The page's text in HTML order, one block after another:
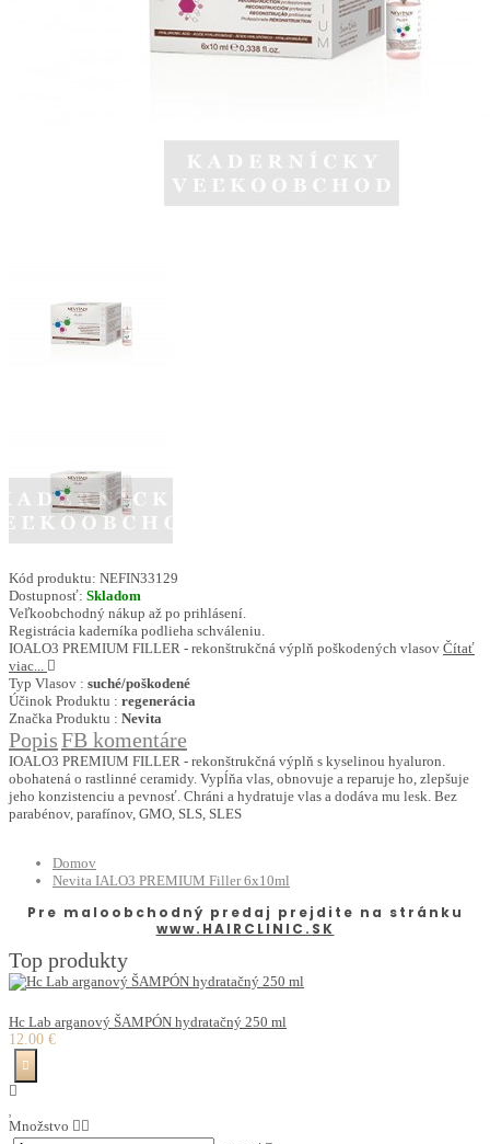
Kód produktu: NEFIN33129
Dostupnosť: Skladom
Veľkoobchodný nákup až po prihlásení.
Registrácia kaderníka podlieha schváleniu.
IOALO3 PREMIUM FILLER - rekonštrukčná výplň poškodených vlasov Čítať
viac...
Typ Vlasov : suché/poškodené
Účinok Produktu : regenerácia
Značka Produktu : Nevita
PopisFB komentáre
IOALO3 PREMIUM FILLER - rekonštrukčná výplň s kyselinou hyaluron.
obohatená o rastlinné ceramidy. Vypĺňa vlas, obnovuje a reparuje ho, zlepšuje
jeho konzistenciu a pevnosť. Chráni a hydratuje vlas a dodáva mu lesk. Bez
parabénov, parafínov, GMO, SLS, SLES
Domov
Nevita IALO3 PREMIUM Filler 6x10ml
Pre maloobchodný predaj prejdite na stránku
www.HAIRCLINIC.SK
Top produkty
Hc Lab arganový ŠAMPÓN hydratačný 250 ml
12.00 €
Množstvo